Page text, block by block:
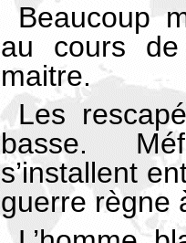
Beaucoup
au cours
maitre.
Les
basse.
s’installent
guerre règne